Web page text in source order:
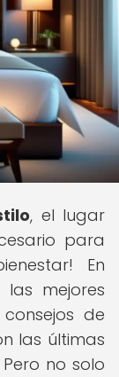
, el lugar
para
En
mejores
de
las últimas
no solo